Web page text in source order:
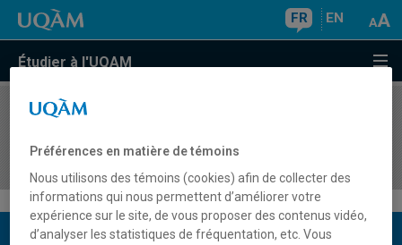
FR EN
Étudier à l'UQAM
COURS//
...
Description du cours
Préférences en matière de témoins
Nous utilisons des témoins (cookies) afin de collecter des
informations qui nous permettent d’améliorer votre
expérience sur le site, de vous proposer des contenus vidéo,
d’analyser les statistiques de fréquentation, etc. Vous